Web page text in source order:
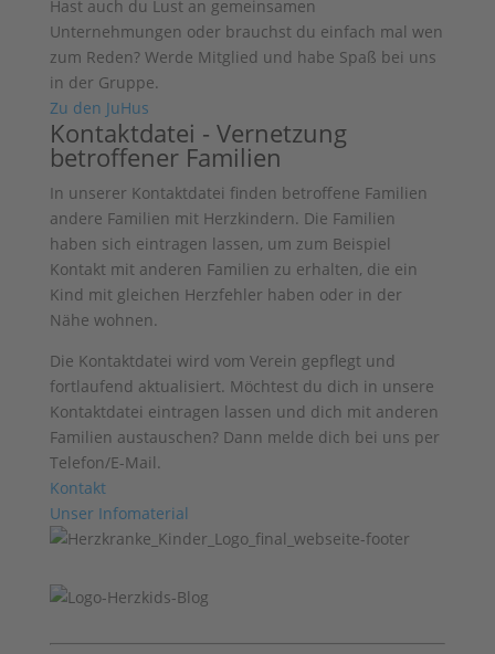
Hast auch du Lust an gemeinsamen
Unternehmungen oder brauchst du einfach mal wen
zum Reden? Werde Mitglied und habe Spaß bei uns
in der Gruppe.
Zu den JuHus
Kontaktdatei - Vernetzung
betroffener Familien
In unserer Kontaktdatei finden betroffene Familien
andere Familien mit Herzkindern. Die Familien
haben sich eintragen lassen, um zum Beispiel
Kontakt mit anderen Familien zu erhalten, die ein
Kind mit gleichen Herzfehler haben oder in der
Nähe wohnen.
Die Kontaktdatei wird vom Verein gepflegt und
fortlaufend aktualisiert. Möchtest du dich in unsere
Kontaktdatei eintragen lassen und dich mit anderen
Familien austauschen? Dann melde dich bei uns per
Telefon/E-Mail.
Kontakt
Unser Infomaterial